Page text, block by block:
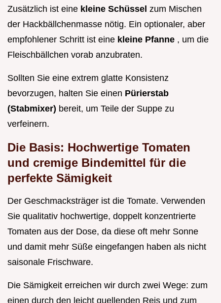
Zusätzlich ist eine kleine Schüssel zum Mischen
der Hackbällchenmasse nötig. Ein optionaler, aber
empfohlener Schritt ist eine kleine Pfanne , um die
Fleischbällchen vorab anzubraten.
Sollten Sie eine extrem glatte Konsistenz
bevorzugen, halten Sie einen Pürierstab
(Stabmixer) bereit, um Teile der Suppe zu
verfeinern.
Die Basis: Hochwertige Tomaten
und cremige Bindemittel für die
perfekte Sämigkeit
Der Geschmacksträger ist die Tomate. Verwenden
Sie qualitativ hochwertige, doppelt konzentrierte
Tomaten aus der Dose, da diese oft mehr Sonne
und damit mehr Süße eingefangen haben als nicht
saisonale Frischware.
Die Sämigkeit erreichen wir durch zwei Wege: zum
einen durch den leicht quellenden Reis und zum